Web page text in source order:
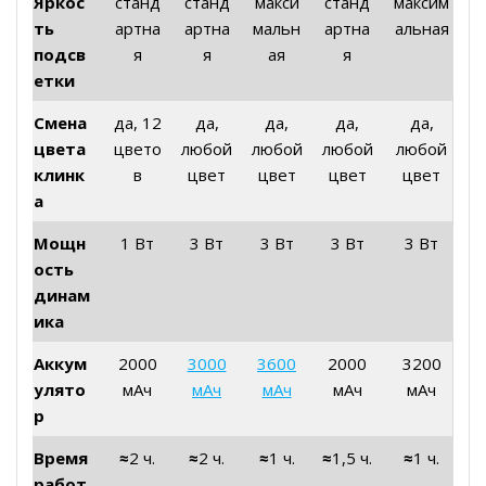
ть
подсв
етки
артна
я
артна
я
мальн
ая
артна
я
альная
Смена
цвета
клинк
а
да, 12
цвето
в
да,
любой
цвет
да,
любой
цвет
да,
любой
цвет
да,
любой
цвет
Мощн
ость
динам
ика
1 Вт 3 Вт 3 Вт 3 Вт 3 Вт
Аккум
улято
р
2000
мАч
3000
мАч
3600
мАч
2000
мАч
3200
мАч
Время
≈2 ч. ≈2 ч. ≈1 ч. ≈1,5 ч. ≈1 ч.